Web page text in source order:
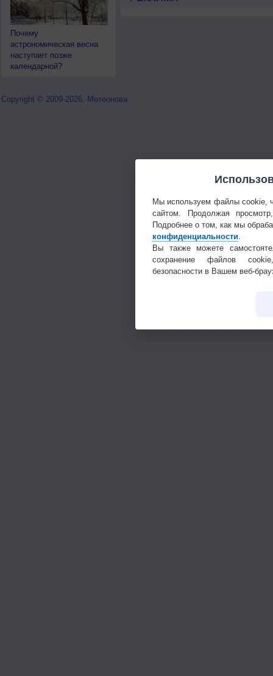
Почему
астрономическая весна
наступает позже
календарной?
Copyright © 2009-2026, Метеонова
Мы используем файлы cookie,
сайтом. Продолжая
Подробнее о том, как мы
конфиденциальности.
Вы также можете
сохранение файлов
безопасности в Вашем веб-